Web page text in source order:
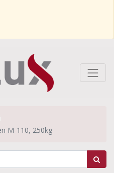
M-110, 250kg